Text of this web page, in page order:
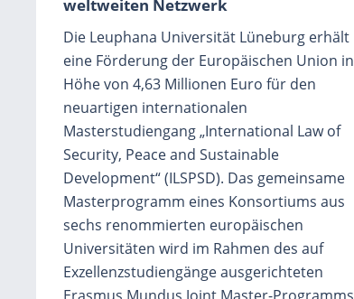
weltweiten Netzwerk
Die Leuphana Universität Lüneburg erhält
eine Förderung der Europäischen Union in
Höhe von 4,63 Millionen Euro für den
neuartigen internationalen
Masterstudiengang „International Law of
Security, Peace and Sustainable
Development“ (ILSPSD). Das gemeinsame
Masterprogramm eines Konsortiums aus
sechs renommierten europäischen
Universitäten wird im Rahmen des auf
Exzellenzstudiengänge ausgerichteten